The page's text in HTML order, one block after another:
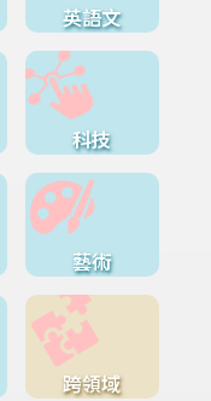
英語文
科技
藝術
跨領域